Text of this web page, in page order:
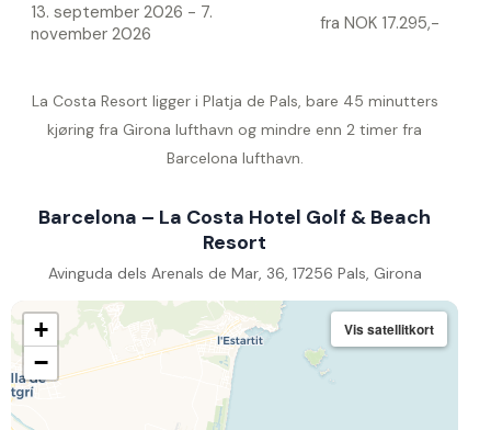
13. september 2026 - 7.
november 2026
fra NOK 17.295,-
La Costa Resort ligger i Platja de Pals, bare 45 minutters
kjøring fra Girona lufthavn og mindre enn 2 timer fra
Barcelona lufthavn.
Barcelona – La Costa Hotel Golf & Beach
Resort
Avinguda dels Arenals de Mar, 36, 17256 Pals, Girona
+
−
Vis satellitkort